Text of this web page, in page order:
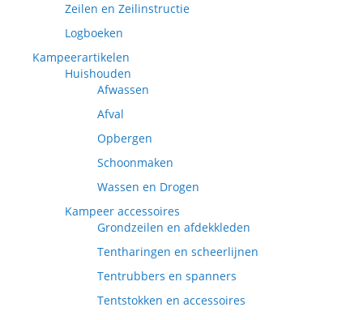
Zeilen en Zeilinstructie
Logboeken
Kampeerartikelen
Huishouden
Afwassen
Afval
Opbergen
Schoonmaken
Wassen en Drogen
Kampeer accessoires
Grondzeilen en afdekkleden
Tentharingen en scheerlijnen
Tentrubbers en spanners
Tentstokken en accessoires